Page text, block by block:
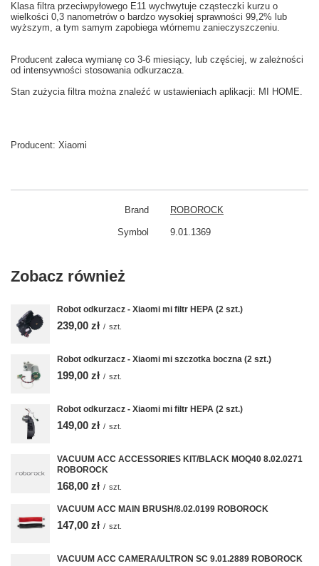
Klasa filtra przeciwpyłowego E11 wychwytuje cząsteczki kurzu o
wielkości 0,3 nanometrów o bardzo wysokiej sprawności 99,2% lub
wyższym, a tym samym zapobiega wtórnemu zanieczyszczeniu.
Producent zaleca wymianę co 3-6 miesiący, lub częściej, w zależności
od intensywności stosowania odkurzacza.
Stan zużycia filtra można znaleźć w ustawieniach aplikacji: MI HOME.
Producent: Xiaomi
Brand ROBOROCK
Symbol 9.01.1369
Zobacz również
Robot odkurzacz - Xiaomi mi filtr HEPA (2 szt.)
239,00 zł / szt.
Robot odkurzacz - Xiaomi mi szczotka boczna (2 szt.)
199,00 zł / szt.
Robot odkurzacz - Xiaomi mi filtr HEPA (2 szt.)
149,00 zł / szt.
VACUUM ACC ACCESSORIES KIT/BLACK MOQ40 8.02.0271
ROBOROCK
168,00 zł / szt.
VACUUM ACC MAIN BRUSH/8.02.0199 ROBOROCK
147,00 zł / szt.
VACUUM ACC CAMERA/ULTRON SC 9.01.2889 ROBOROCK